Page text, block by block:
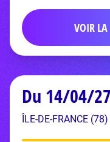
VOIR
Du 14/04/
ÎLE-DE-FRANCE (78)